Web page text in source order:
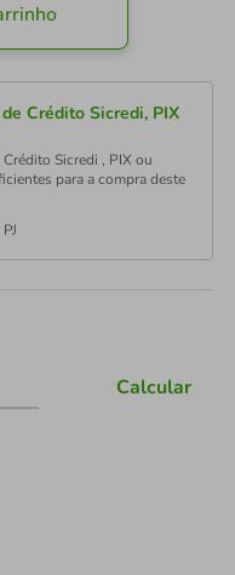
Crédito Sicredi, PIX
Sicredi , PIX ou
para a compra deste
Calcular